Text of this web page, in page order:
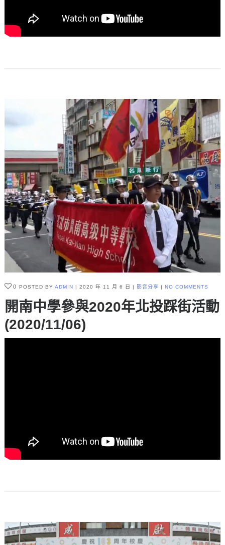
0 POSTED BY ADMIN 2020 年 11 月 6 日 影音分享 NO COMMENTS
開南中學參與2020年北投踩街活動
(2020/11/06)